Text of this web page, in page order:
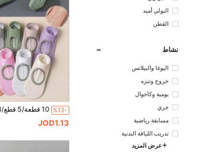
البولي أميد
القطن
نشاط
اليوغا والبيلاتس
خروج وتنزه
يومية وكاجوال
جري
مسابقة رياضية
تدريب اللياقة البدنية
عرض المزيد
%13-
JOD1.13